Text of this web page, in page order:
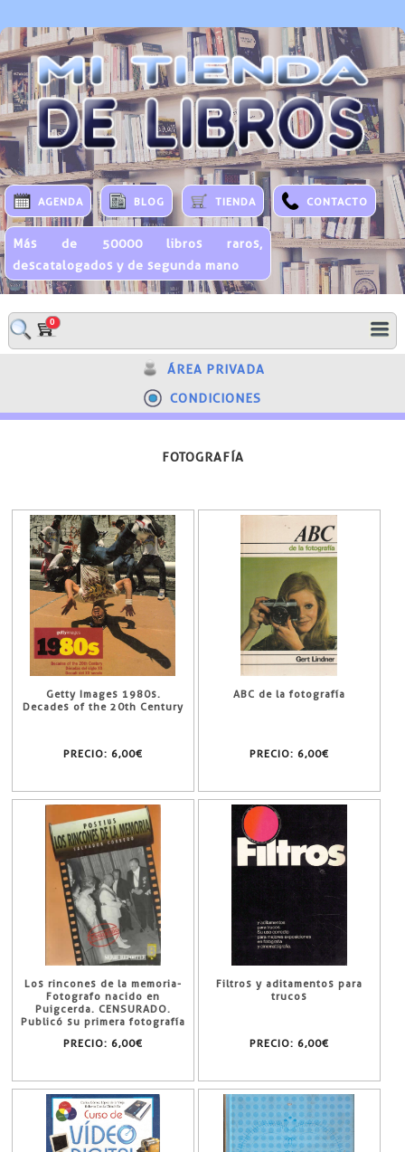
AGENDA BLOG TIENDA CONTACTO
Más de 50000 libros raros,
descatalogados y de segunda mano
0
ÁREA PRIVADA
CONDICIONES
FOTOGRAFÍA
Getty Images 1980s.
Decades of the 20th Century
PRECIO: 6,00€
ABC de la fotografía
PRECIO: 6,00€
Los rincones de la memoria-
Fotografo nacido en
Puigcerda. CENSURADO.
Publicó su primera fotografía
PRECIO: 6,00€
Filtros y aditamentos para
trucos
PRECIO: 6,00€